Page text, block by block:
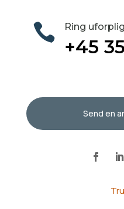
 Ring
+45
Send en